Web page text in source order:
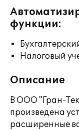
функции:
Налоговый
Описание
В ООО "Гран-
произведена
расширенные